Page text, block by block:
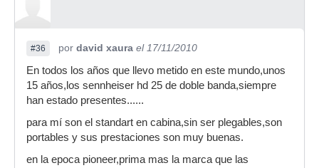
#36 por david xaura el 17/11/2010
En todos los años que llevo metido en este mundo,unos
15 años,los sennheiser hd 25 de doble banda,siempre
han estado presentes......
para mí son el standart en cabina,sin ser plegables,son
portables y sus prestaciones son muy buenas.
en la epoca pioneer,prima mas la marca que las